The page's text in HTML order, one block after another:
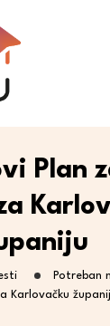
Plan
Potreban
Karlovačku